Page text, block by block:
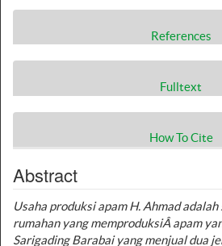
References
Fulltext
How To Cite
Abstract
Usaha produksi apam H. Ahmad
rumahan yang memproduksiÂ apam
Sarigading Barabai yang menjual dua